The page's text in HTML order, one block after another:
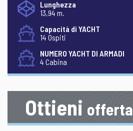
Lunghezza
13,94 m.
Capacità di YACHT
14 Ospiti
NUMERO YACHT DI ARMADI
4 Cabina
Ottieni offerta